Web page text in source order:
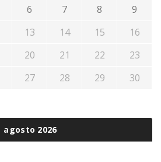
agosto 2026
6 7 8
9
13 14 15
16
20 21 22
23
27 28 29
30